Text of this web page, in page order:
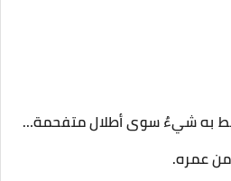
به شيءٌ سوى أطلال متفحمة…
عمره.